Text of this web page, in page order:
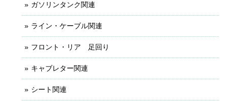
ガソリンタンク関連
ライン・ケーブル関連
フロント・リア 足回り
キャブレター関連
シート関連